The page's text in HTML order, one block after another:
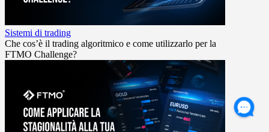
Sistemi di trading
Che cos’è il trading algoritmico e come utilizzarlo per la
FTMO Challenge?